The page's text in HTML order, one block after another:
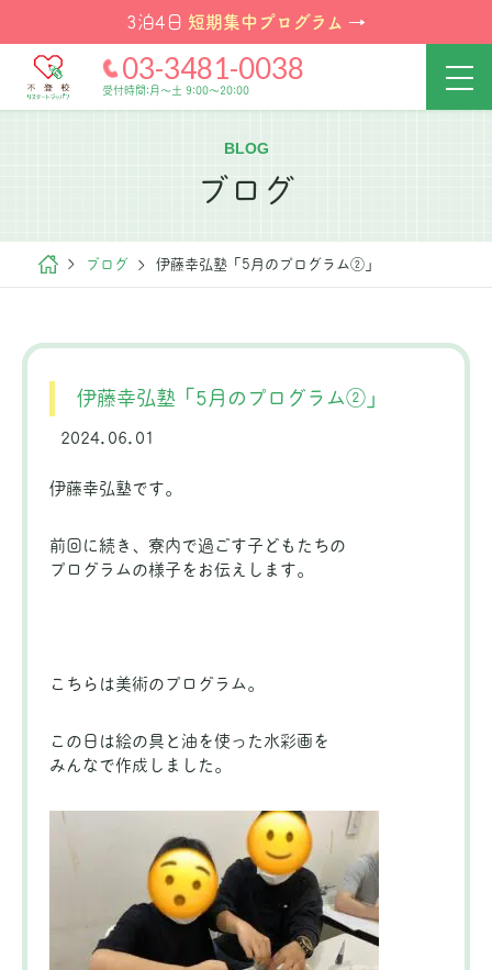
3泊4日 短期集中プログラム →
03-3481-0038
受付時間:月～土 9:00～20:00
BLOG
ブログ
ブログ 伊藤幸弘塾「5月のプログラム②」
伊藤幸弘塾「5月のプログラム②」
2024.06.01
伊藤幸弘塾です。
前回に続き、寮内で過ごす子どもたちの
プログラムの様子をお伝えします。
こちらは美術のプログラム。
この日は絵の具と油を使った水彩画を
みんなで作成しました。